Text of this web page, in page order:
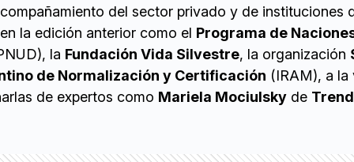
del sector privado y de instituciones
la edición anterior como el Programa de
la Fundación Vida Silvestre, la organización
de Normalización y Certificación (IRAM), a la
de expertos como Mariela Mociulsky de